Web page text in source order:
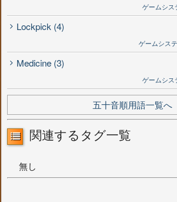
ゲームシス
Lockpick (4)
ゲームシス
Medicine (3)
ゲームシス
五十音順用語一覧へ
関連するタグ一覧
無し